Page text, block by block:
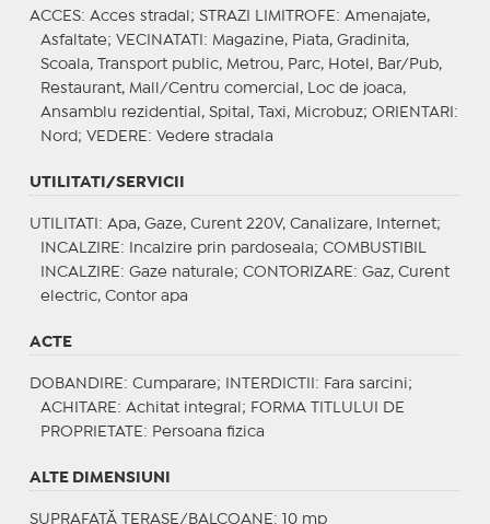
ACCES: Acces stradal; STRAZI LIMITROFE : Amenajate,
Asfaltate; VECINATATI : Magazine, Piata, Gradinita,
Scoala, Transport public, Metrou, Parc, Hotel, Bar/Pub,
Restaurant, Mall/Centru comercial, Loc de joaca,
Ansamblu rezidential, Spital, Taxi, Microbuz; ORIENTARI :
Nord; VEDERE : Vedere stradala
UTILITATI/SERVICII
UTILITATI : Apa, Gaze, Curent 220V, Canalizare, Internet;
INCALZIRE : Incalzire prin pardoseala; COMBUSTIBIL
INCALZIRE : Gaze naturale; CONTORIZARE : Gaz, Curent
electric, Contor apa
ACTE
DOBANDIRE : Cumparare; INTERDICTII : Fara sarcini;
ACHITARE : Achitat integral; FORMA TITLULUI DE
PROPRIETATE : Persoana fizica
ALTE DIMENSIUNI
SUPRAFAȚĂ TERASE/BALCOANE: 10 mp